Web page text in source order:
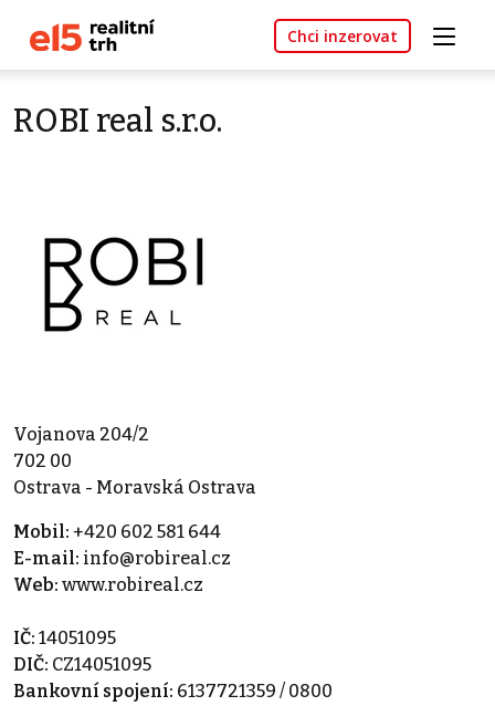
Chci inzerovat
ROBI real s.r.o.
Vojanova 204/2
702 00
Ostrava - Moravská Ostrava
Mobil: +420 602 581 644
E-mail: info@robireal.cz
Web: www.robireal.cz
IČ: 14051095
DIČ: CZ14051095
Bankovní spojení: 6137721359 / 0800